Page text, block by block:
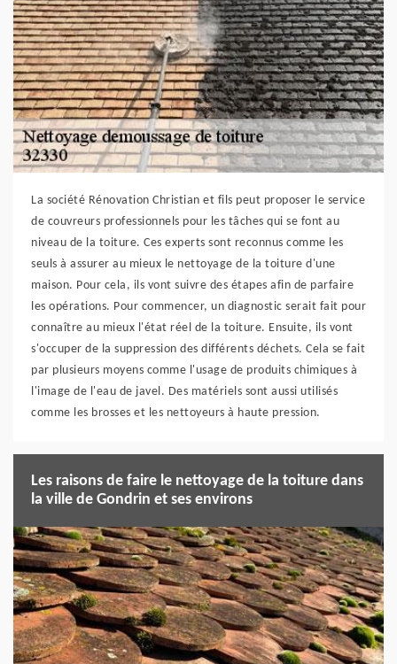
La société Rénovation Christian et fils peut proposer le service
de couvreurs professionnels pour les tâches qui se font au
niveau de la toiture. Ces experts sont reconnus comme les
seuls à assurer au mieux le nettoyage de la toiture d'une
maison. Pour cela, ils vont suivre des étapes afin de parfaire
les opérations. Pour commencer, un diagnostic serait fait pour
connaître au mieux l'état réel de la toiture. Ensuite, ils vont
s'occuper de la suppression des différents déchets. Cela se fait
par plusieurs moyens comme l'usage de produits chimiques à
l'image de l'eau de javel. Des matériels sont aussi utilisés
comme les brosses et les nettoyeurs à haute pression.
Les raisons de faire le nettoyage de la toiture dans
la ville de Gondrin et ses environs